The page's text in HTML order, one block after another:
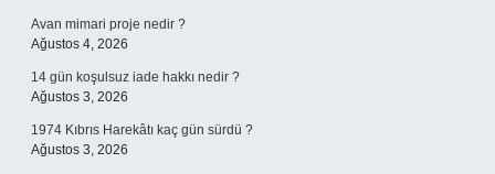
Avan mimari proje nedir ?
Ağustos 4, 2026
14 gün koşulsuz iade hakkı nedir ?
Ağustos 3, 2026
1974 Kıbrıs Harekâtı kaç gün sürdü ?
Ağustos 3, 2026